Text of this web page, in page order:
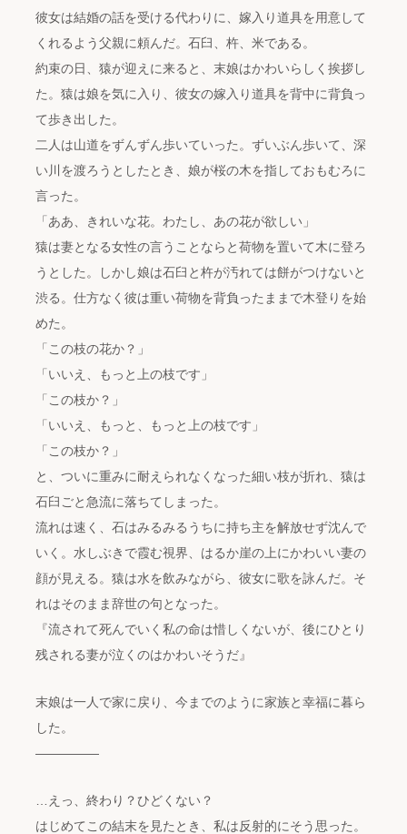
彼女は結婚の話を受ける代わりに、嫁入り道具を用意して
くれるよう父親に頼んだ。石臼、杵、米である。
約束の日、猿が迎えに来ると、末娘はかわいらしく挨拶し
た。猿は娘を気に入り、彼女の嫁入り道具を背中に背負っ
て歩き出した。
二人は山道をずんずん歩いていった。ずいぶん歩いて、深
い川を渡ろうとしたとき、娘が桜の木を指しておもむろに
言った。
「ああ、きれいな花。わたし、あの花が欲しい」
猿は妻となる女性の言うことならと荷物を置いて木に登ろ
うとした。しかし娘は石臼と杵が汚れては餅がつけないと
渋る。仕方なく彼は重い荷物を背負ったままで木登りを始
めた。
「この枝の花か？」
「いいえ、もっと上の枝です」
「この枝か？」
「いいえ、もっと、もっと上の枝です」
「この枝か？」
と、ついに重みに耐えられなくなった細い枝が折れ、猿は
石臼ごと急流に落ちてしまった。
流れは速く、石はみるみるうちに持ち主を解放せず沈んで
いく。水しぶきで霞む視界、はるか崖の上にかわいい妻の
顔が見える。猿は水を飲みながら、彼女に歌を詠んだ。そ
れはそのまま辞世の句となった。
『流されて死んでいく私の命は惜しくないが、後にひとり
残される妻が泣くのはかわいそうだ』
末娘は一人で家に戻り、今までのように家族と幸福に暮ら
した。
―――――
…えっ、終わり？ひどくない？
はじめてこの結末を見たとき、私は反射的にそう思った。